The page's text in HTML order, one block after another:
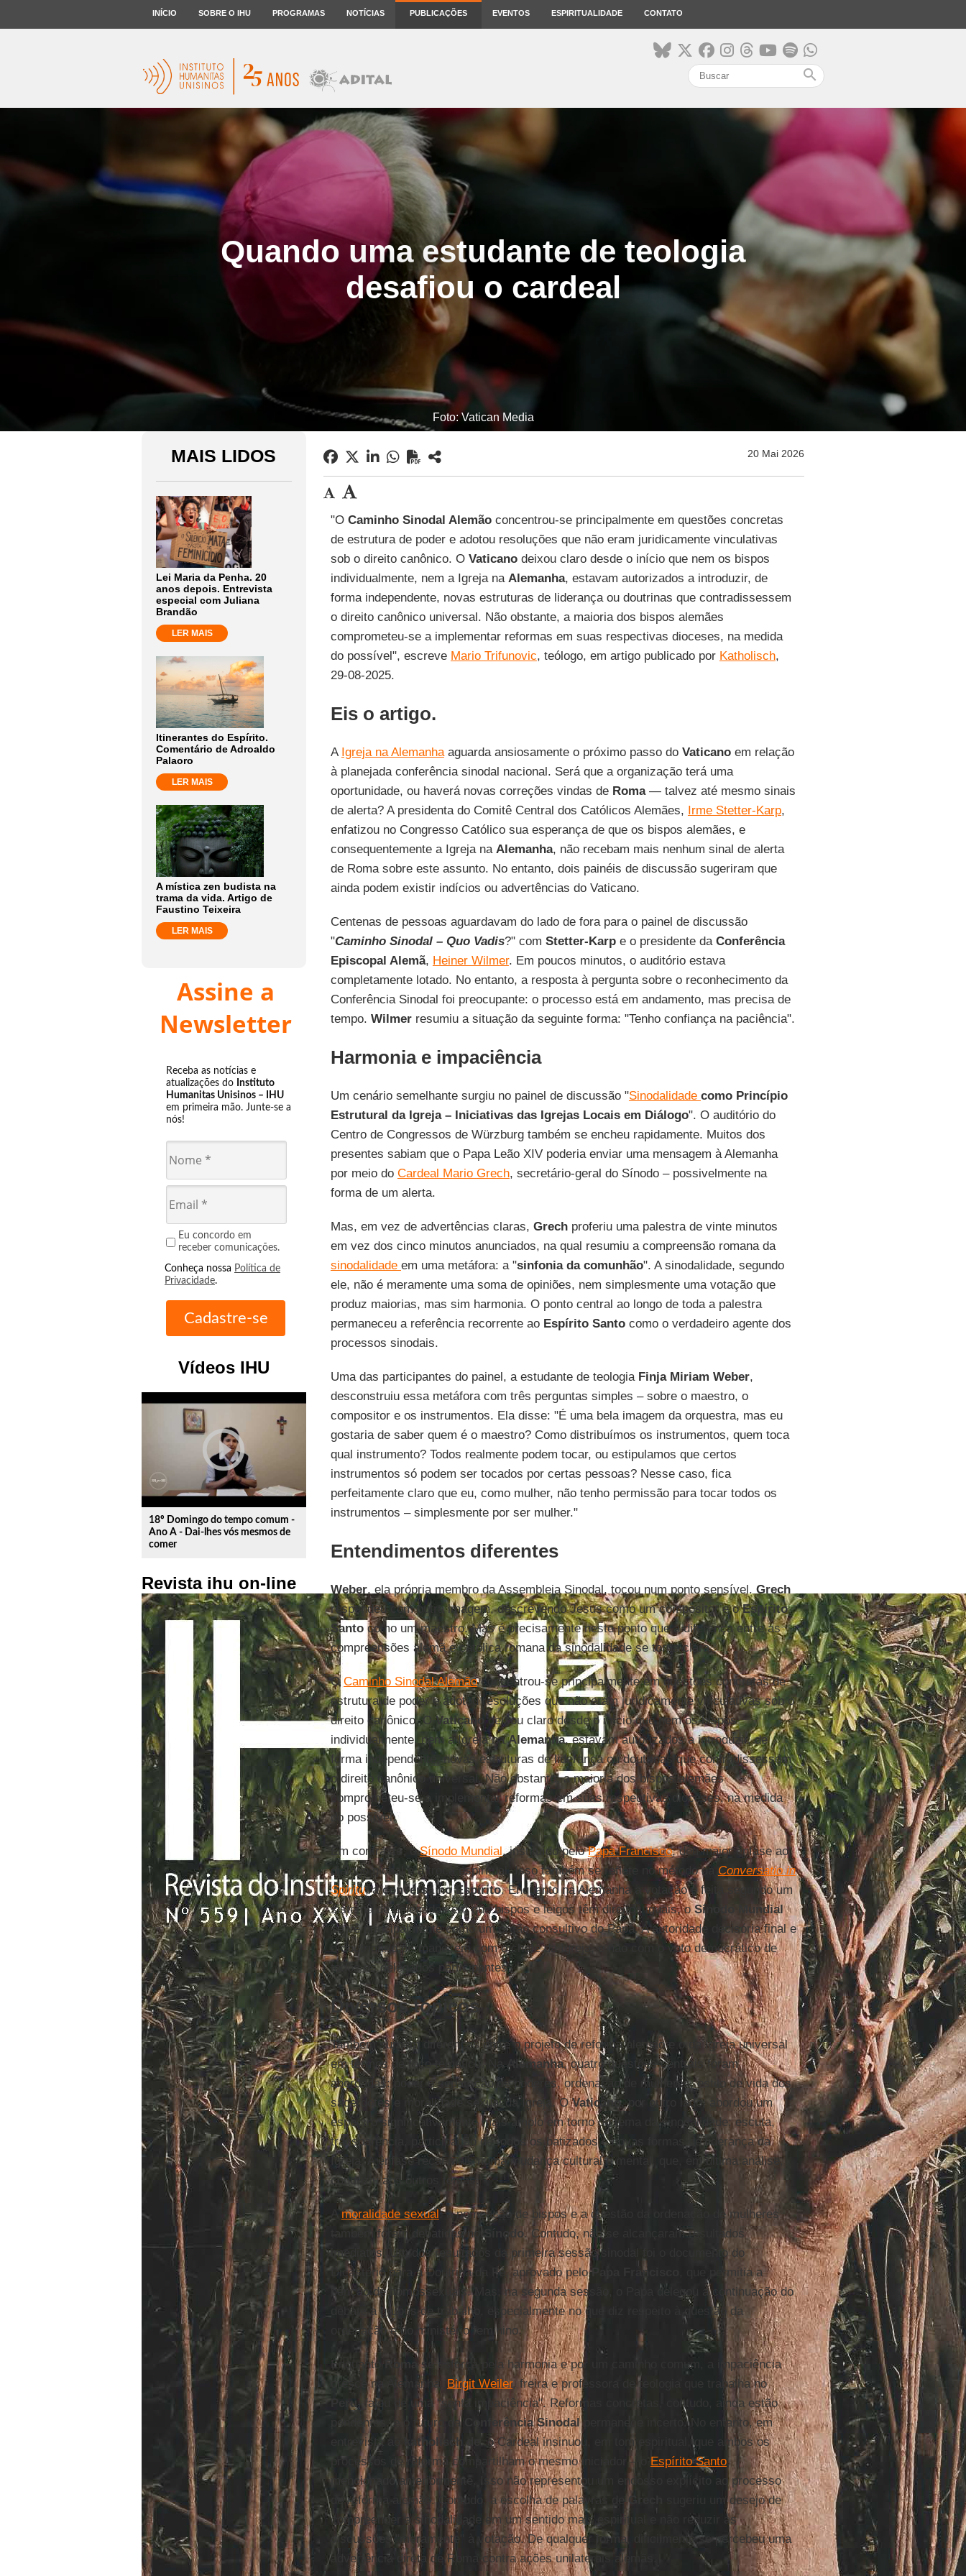
INÍCIO SOBRE O IHU PROGRAMAS NOTÍCIAS PUBLICAÇÕES EVENTOS ESPIRITUALIDADE CONTATO
search
Quando uma estudante de teologia
desafiou o cardeal
Foto: Vatican Media
MAIS LIDOS
Lei Maria da Penha. 20
anos depois. Entrevista
especial com Juliana
Brandão
LER MAIS
Itinerantes do Espírito.
Comentário de Adroaldo
Palaoro
LER MAIS
A mística zen budista na
trama da vida. Artigo de
Faustino Teixeira
LER MAIS
Assine a
Newsletter
Receba as notícias e
atualizações do Instituto
Humanitas Unisinos – IHU
em primeira mão. Junte-se a
nós!
Eu concordo em
receber comunicações.
Conheça nossa Política de
Privacidade.
Vídeos IHU
play_circle_outline
18º Domingo do tempo comum -
Ano A - Dai-lhes vós mesmos de
comer
Revista ihu on-line
20 Mai 2026
"O Caminho Sinodal Alemãoconcentrou-se principalmente em questões concretas
de estrutura de poder e adotou resoluções que não eram juridicamente vinculativas
sob o direito canônico. O Vaticanodeixou claro desde o início que nem os bispos
individualmente, nem a Igreja na Alemanha, estavam autorizados a introduzir, de
forma independente, novas estruturas de liderança ou doutrinas que contradissessem
o direito canônico universal. Não obstante, a maioria dos bispos alemães
comprometeu-se a implementar reformas em suas respectivas dioceses, na medida
do possível", escreve Mario Trifunovic, teólogo, em artigo publicado por Katholisch,
29-08-2025.
Eis o artigo.
A Igreja na Alemanhaaguarda ansiosamente o próximo passo do Vaticanoem relação
à planejada conferência sinodal nacional. Será que a organização terá uma
oportunidade, ou haverá novas correções vindas de Roma— talvez até mesmo sinais
de alerta? A presidenta do Comitê Central dos Católicos Alemães, Irme Stetter-Karp,
enfatizou no Congresso Católico sua esperança de que os bispos alemães, e
consequentemente a Igreja na Alemanha, não recebam mais nenhum sinal de alerta
de Roma sobre este assunto. No entanto, dois painéis de discussão sugeriram que
ainda podem existir indícios ou advertências do Vaticano.
Centenas de pessoas aguardavam do lado de fora para o painel de discussão
"Caminho Sinodal – Quo Vadis?" com Stetter-Karpe o presidente da Conferência
Episcopal Alemã, Heiner Wilmer. Em poucos minutos, o auditório estava
completamente lotado. No entanto, a resposta à pergunta sobre o reconhecimento da
Conferência Sinodal foi preocupante: o processo está em andamento, mas precisa de
tempo. Wilmerresumiu a situação da seguinte forma: "Tenho confiança na paciência".
Harmonia e impaciência
Um cenário semelhante surgiu no painel de discussão "Sinodalidade como Princípio
Estrutural da Igreja – Iniciativas das Igrejas Locais em Diálogo". O auditório do
Centro de Congressos de Würzburg também se encheu rapidamente. Muitos dos
presentes sabiam que o Papa Leão XIV poderia enviar uma mensagem à Alemanha
por meio do Cardeal Mario Grech, secretário-geral do Sínodo – possivelmente na
forma de um alerta.
Mas, em vez de advertências claras, Grechproferiu uma palestra de vinte minutos
em vez dos cinco minutos anunciados, na qual resumiu a compreensão romana da
sinodalidade em uma metáfora: a "sinfonia da comunhão". A sinodalidade, segundo
ele, não é meramente uma soma de opiniões, nem simplesmente uma votação que
produz maiorias, mas sim harmonia. O ponto central ao longo de toda a palestra
permaneceu a referência recorrente ao Espírito Santocomo o verdadeiro agente dos
processos sinodais.
Uma das participantes do painel, a estudante de teologia Finja Miriam Weber,
desconstruiu essa metáfora com três perguntas simples – sobre o maestro, o
compositor e os instrumentos. Ela disse: "É uma bela imagem da orquestra, mas eu
gostaria de saber quem é o maestro? Como distribuímos os instrumentos, quem toca
qual instrumento? Todos realmente podem tocar, ou estipulamos que certos
instrumentos só podem ser tocados por certas pessoas? Nesse caso, fica
perfeitamente claro que eu, como mulher, não tenho permissão para tocar todos os
instrumentos – simplesmente por ser mulher."
Entendimentos diferentes
Weber, ela própria membro da Assembleia Sinodal, tocou num ponto sensível. Grech
respondeu com outra imagem, descrevendo Jesus como um compositor e oEspírito
Santocomo um maestro. Mas é precisamente neste ponto que a diferença entre as
compreensões alemã e católica romana da sinodalidade se torna clara.
O Caminho Sinodal Alemãoconcentrou-se principalmente em questões concretas de
estrutura de poder e adotou resoluções que não eram juridicamente vinculativas sob o
direito canônico. OVaticano deixou claro desde o início que nem os bispos
individualmente, nem a Igreja naAlemanha, estavam autorizados a introduzir, de
forma independente, novas estruturas de liderança ou doutrinas que contradissessem
o direito canônico universal. Não obstante, a maioria dos bispos alemães
comprometeu-se a implementar reformas em suas respectivas dioceses, na medida
do possível.
Em contraste, oSínodo Mundial, instituído peloPapa Francisco, deu maior ênfase ao
diálogo global e à troca espiritual. Isso também se reflete no método da Conversatio in
Spiritu, aconversa no Espírito. Enquanto na Alemanha a votação é feita segundo um
sistema de delegados em que bispos e leigos têm direitos iguais, oSínodo Mundial
se vê principalmente como um órgão consultivo do Papa. A autoridade decisória final e
o doutrinário permanecem com o chefe da Igreja, e não com o voto democrático de
todos os delegados participantes.
Diversos tópicos
Também surgem diferenças entre o projeto de reforma alemão e o da Igreja universal
em termos de foco temático. Na Alemanha, quatro questões centrais foram
abordadas: poder e separação de poderes, ordenação de mulheres, estilo de vida dos
sacerdotes e moralidade sexual da Igreja. OVaticano, por outro lado, abordou um
espectro significativamente mais amplo em torno do tema da sinodalidade: escuta,
transparência, participação de todos os batizados e novas formas de liderança da
Igreja. A ênfase recai mais numa mudança cultural e mental, que, em última análise,
conduziu aos outros temas.
Amoralidade sexual, a nomeação de bispos e a questão da ordenação de mulheres
também foram debatidas noSínodo. Contudo, não se alcançaram resultados
imediatos. Um dos resultados da primeira sessão sinodal foi o documento do
Dicastério para a Doutrina da Fé, aprovado peloPapa Francisco
, que permitia a
bênção de homossexuais. Mas, na segunda sessão, o Papa delegou a continuação do
debate a grupos de trabalho, especialmente no que diz respeito à questão da
ordenação e do ministério feminino.
Enquanto Roma
se esforça pela harmonia e por um caminho comum, a impaciência
cresce na Alemanha. Birgit Weiler, freira e professora de teologia que trabalha no
Peru
, falou de uma "santa impaciência". Reformas concretas, contudo, ainda estão
pendentes, e o futuro da
Conferência Sinodalpermanece incerto. No entanto, em
entrevista ao
katholisch.de , o Cardeal insinuou, em tom espiritual, que ambos os
processos de reforma compartilham o mesmo iniciador – o Espírito Santo,
mencionado anteriormente. Isso não representou um endosso explícito ao processo
de reforma alemão. Contudo, a escolha de palavras de Grech
sugeriu um desejo de
compreender a sinodalidade em um sentido mais espiritual e não reduzir as
discussões "meramente" à votação. De qualquer forma, dificilmente se percebeu uma
advertência direta de Roma contra ações unilaterais alemãs.